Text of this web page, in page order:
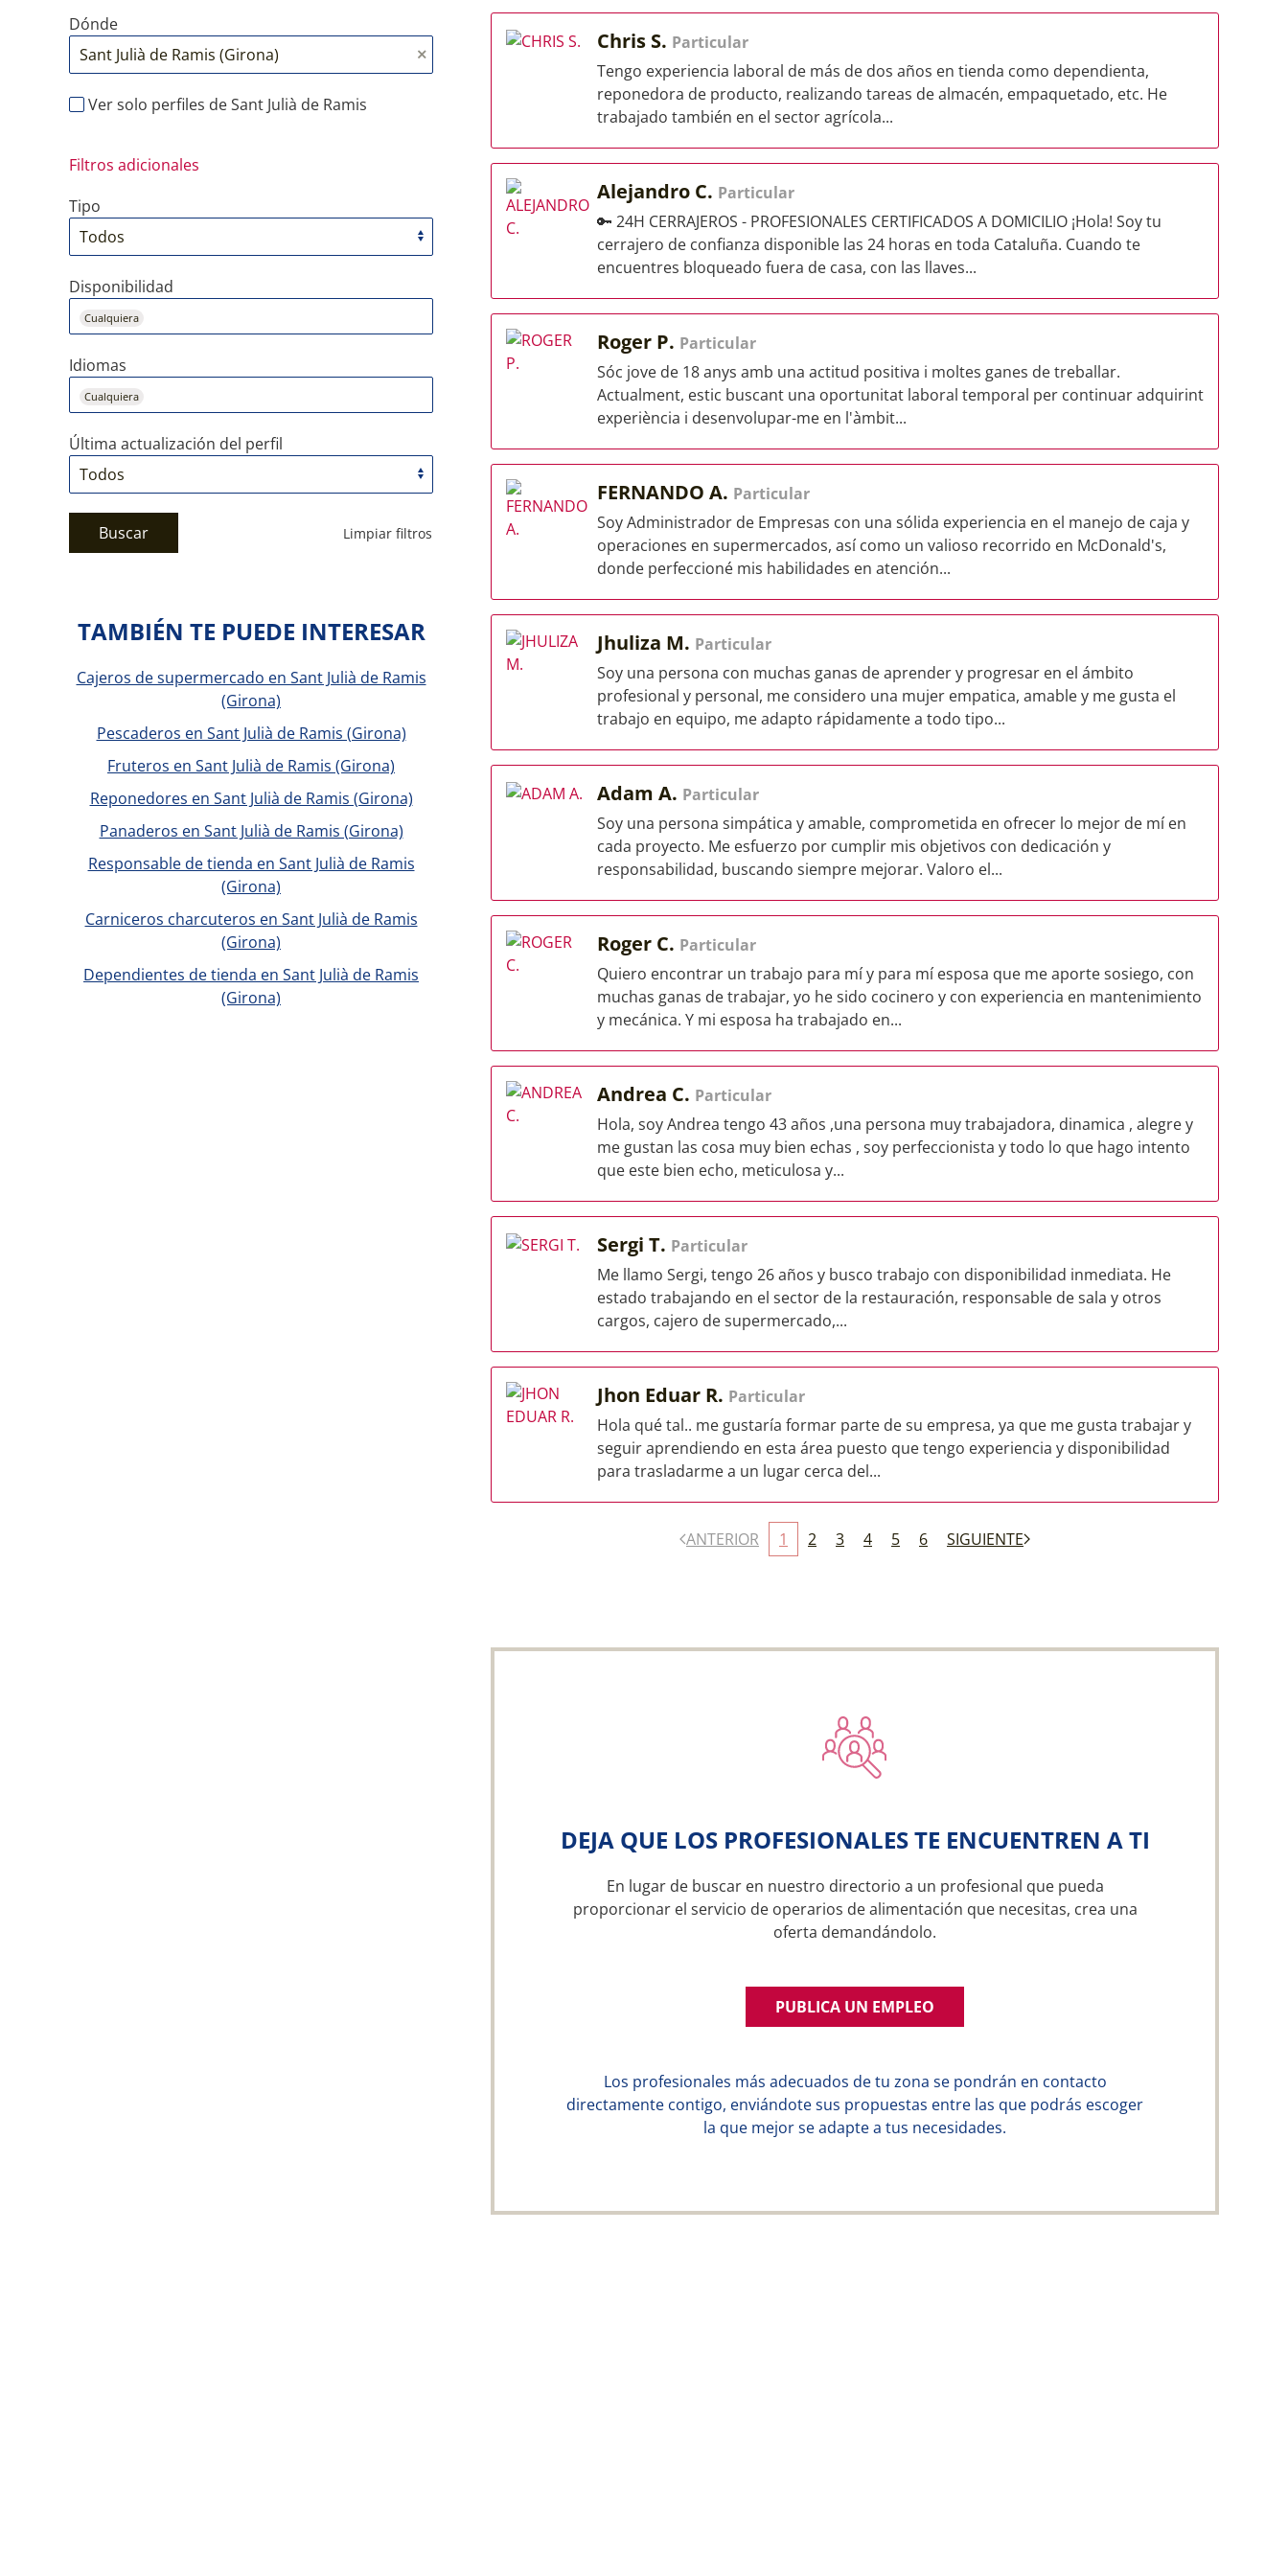
Dónde
Ver solo perfiles de Sant Julià de Ramis
Filtros adicionales
Tipo
Disponibilidad
Cualquiera
Idiomas
Cualquiera
Última actualización del perfil
Buscar Limpiar filtros
Chris S. Particular
Tengo experiencia laboral de más de dos años en tienda como dependienta,
reponedora de producto, realizando tareas de almacén, empaquetado, etc. He
trabajado también en el sector agrícola...
Alejandro C. Particular
🔑 24H CERRAJEROS - PROFESIONALES CERTIFICADOS A DOMICILIO ¡Hola! Soy tu
cerrajero de confianza disponible las 24 horas en toda Cataluña. Cuando te
encuentres bloqueado fuera de casa, con las llaves...
Roger P. Particular
Sóc jove de 18 anys amb una actitud positiva i moltes ganes de treballar.
Actualment, estic buscant una oportunitat laboral temporal per continuar adquirint
experiència i desenvolupar-me en l'àmbit...
FERNANDO A. Particular
Soy Administrador de Empresas con una sólida experiencia en el manejo de caja y
operaciones en supermercados, así como un valioso recorrido en McDonald's,
donde perfeccioné mis habilidades en atención...
Jhuliza M. Particular
Soy una persona con muchas ganas de aprender y progresar en el ámbito
profesional y personal, me considero una mujer empatica, amable y me gusta el
trabajo en equipo, me adapto rápidamente a todo tipo...
Adam A. Particular
Soy una persona simpática y amable, comprometida en ofrecer lo mejor de mí en
cada proyecto. Me esfuerzo por cumplir mis objetivos con dedicación y
responsabilidad, buscando siempre mejorar. Valoro el...
Roger C. Particular
Quiero encontrar un trabajo para mí y para mí esposa que me aporte sosiego, con
muchas ganas de trabajar, yo he sido cocinero y con experiencia en mantenimiento
y mecánica. Y mi esposa ha trabajado en...
Andrea C. Particular
Hola, soy Andrea tengo 43 años ,una persona muy trabajadora, dinamica , alegre y
me gustan las cosa muy bien echas , soy perfeccionista y todo lo que hago intento
que este bien echo, meticulosa y...
Sergi T. Particular
Me llamo Sergi, tengo 26 años y busco trabajo con disponibilidad inmediata. He
estado trabajando en el sector de la restauración, responsable de sala y otros
cargos, cajero de supermercado,...
Jhon Eduar R. Particular
Hola qué tal.. me gustaría formar parte de su empresa, ya que me gusta trabajar y
seguir aprendiendo en esta área puesto que tengo experiencia y disponibilidad
para trasladarme a un lugar cerca del...
ANTERIOR 1 2 3 4 5 6 SIGUIENTE
DEJA QUE LOS PROFESIONALES TE ENCUENTREN A TI
En lugar de buscar en nuestro directorio a un profesional que pueda
proporcionar el servicio de operarios de alimentación que necesitas, crea una
oferta demandándolo.
PUBLICA UN EMPLEO
Los profesionales más adecuados de tu zona se pondrán en contacto
directamente contigo, enviándote sus propuestas entre las que podrás escoger
la que mejor se adapte a tus necesidades.
TAMBIÉN TE PUEDE INTERESAR
Cajeros de supermercado en Sant Julià de Ramis
(Girona)
Pescaderos en Sant Julià de Ramis (Girona)
Fruteros en Sant Julià de Ramis (Girona)
Reponedores en Sant Julià de Ramis (Girona)
Panaderos en Sant Julià de Ramis (Girona)
Responsable de tienda en Sant Julià de Ramis
(Girona)
Carniceros charcuteros en Sant Julià de Ramis
(Girona)
Dependientes de tienda en Sant Julià de Ramis
(Girona)